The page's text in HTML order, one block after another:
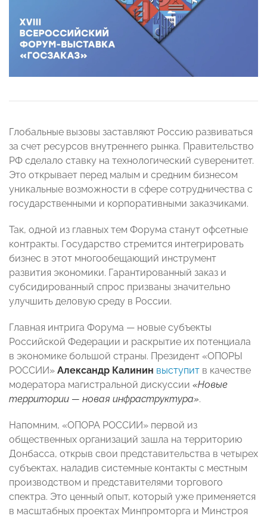
Глобальные вызовы заставляют Россию развиваться
за счет ресурсов внутреннего рынка. Правительство
РФ сделало ставку на технологический суверенитет.
Это открывает перед малым и средним бизнесом
уникальные возможности в сфере сотрудничества с
государственными и корпоративными заказчиками.
Так, одной из главных тем Форума станут офсетные
контракты. Государство стремится интегрировать
бизнес в этот многообещающий инструмент
развития экономики. Гарантированный заказ и
субсидированный спрос призваны значительно
улучшить деловую среду в России.
Главная интрига Форума — новые субъекты
Российской Федерации и раскрытие их потенциала
в экономике большой страны. Президент «ОПОРЫ
РОССИИ» Александр Калинин выступит в качестве
модератора магистральной дискуссии «Новые
территории — новая инфраструктура».
Напомним, «ОПОРА РОССИИ» первой из
общественных организаций зашла на территорию
Донбасса, открыв свои представительства в четырех
субъектах, наладив системные контакты с местным
производством и представителями торгового
спектра. Это ценный опыт, который уже применяется
в масштабных проектах Минпромторга и Минстроя